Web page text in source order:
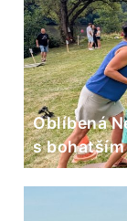
Oblíbená
s